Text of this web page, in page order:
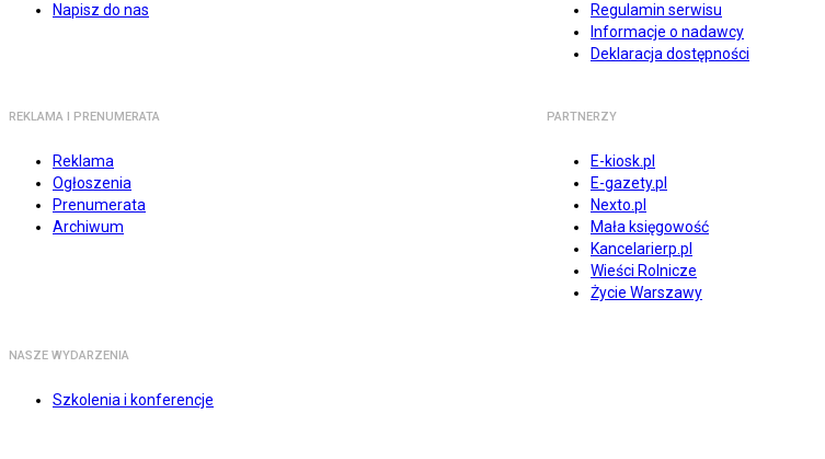
Napisz do nas
Regulamin serwisu
Informacje o nadawcy
Deklaracja dostępności
REKLAMA I PRENUMERATA
Reklama
Ogłoszenia
Prenumerata
Archiwum
PARTNERZY
E-kiosk.pl
E-gazety.pl
Nexto.pl
Mała księgowość
Kancelarierp.pl
Wieści Rolnicze
Życie Warszawy
NASZE WYDARZENIA
Szkolenia i konferencje